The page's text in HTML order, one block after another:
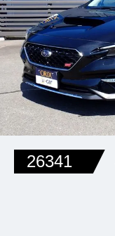
26341